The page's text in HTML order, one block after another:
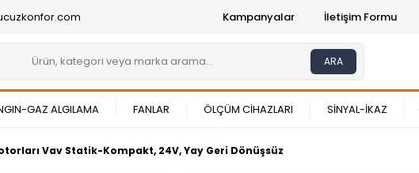
Kampanyalar İletişim Formu
ARA
GAZ ALGILAMA FANLAR ÖLÇÜM CİHAZLARI SİNYAL-İKAZ
Vav Statik-Kompakt, 24V, Yay Geri Dönüşsüz